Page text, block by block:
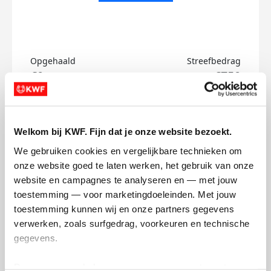
Welkom bij KWF. Fijn dat je onze website bezoekt.
We gebruiken cookies en vergelijkbare technieken om
onze website goed te laten werken, het gebruik van onze
website en campagnes te analyseren en — met jouw
toestemming — voor marketingdoeleinden. Met jouw
toestemming kunnen wij en onze partners gegevens
verwerken, zoals surfgedrag, voorkeuren en technische
gegevens.
Opgehaald
€0
Streefbedrag
€750
Doneer
Vera's badges